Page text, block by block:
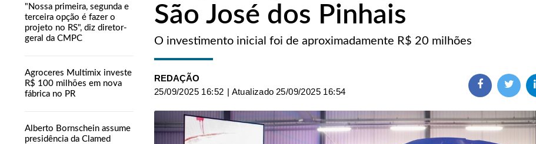
"Nossa primeira, segunda e
terceira opção é fazer o
projeto no RS", diz diretor-
geral da CMPC
Agroceres Multimix investe
R$ 100 milhões em nova
fábrica no PR
Alberto Bornschein assume
presidência da Clamed
São José dos Pinhais
O investimento inicial foi de aproximadamente R$ 20 milhões
REDAÇÃO
25/09/2025 16:52 | Atualizado 25/09/2025 16:54